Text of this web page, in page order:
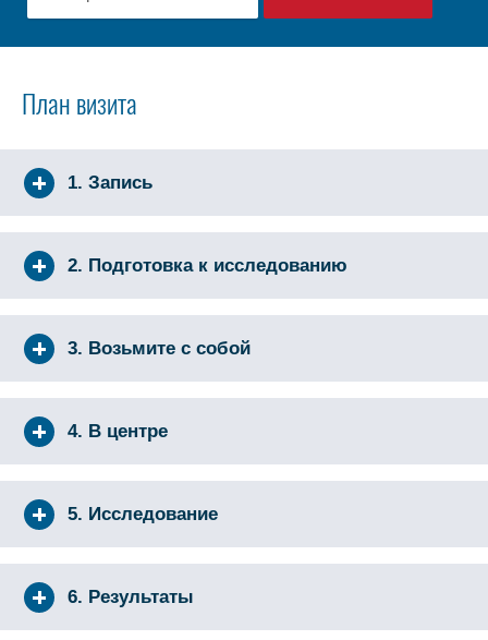
План визита
1. Запись
2. Подготовка к исследованию
3. Возьмите с собой
4. В центре
5. Исследование
6. Результаты